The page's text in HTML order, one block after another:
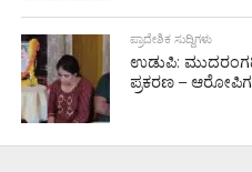
ಪ್ರಾದೇಶಿಕ ಸುದ್ದಿಗಳು
ಉಡುಪಿ:
ಪ್ರಕರಣ –